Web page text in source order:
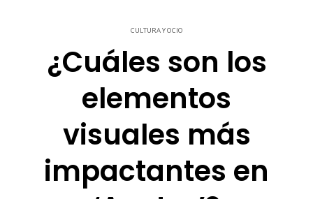
CULTURA Y OCIO
¿Cuáles son los
elementos
visuales más
impactantes en